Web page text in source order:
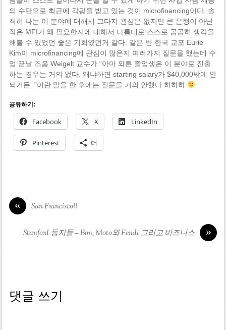
의 수단으로 최근에 각광을 받고 있는 것이 microfinancing이다. 솔
직히 나는 이 분야에 대해서 그다지 관심은 없지만 큰 은행이 아닌
작은 MFI가 왜 필요한지에 대해서 나름대로 스스로 곰곰히 생각을
해볼 수 있었던 좋은 기회였던거 같다. 같은 반 한국 교포 Eurie
Kim이 microfinancing에 관심이 많은지 여러가지 질문을 했는데 수
업 끝날 즈음 Weigelt 교수가 “아마 와튼 졸업생은 이 분야로 진출
하는 경우는 거의 없다. 왜냐하면 starting salary가 $40,000밖에 안
되거든..”이란 말을 한 후에는 질문을 거의 안했다 하하하
공유하기:
Facebook X LinkedIn
Pinterest 더
« San Francisco!!
»
Stanford 동지들 – Bon, Moto와 Fendi 그리고 비즈니스
댓글 쓰기